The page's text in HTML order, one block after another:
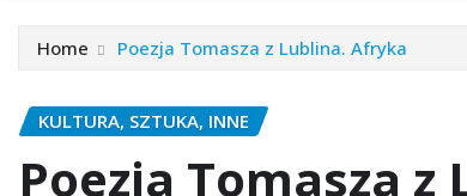
Home Poezja Tomasza z Lublina. Afryka
KULTURA, SZTUKA, INNE
Poezja Tomasza